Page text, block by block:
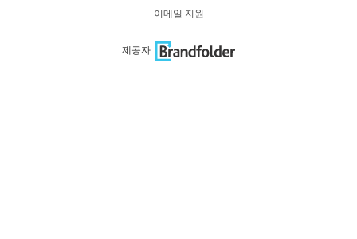
이메일 지원
제공자